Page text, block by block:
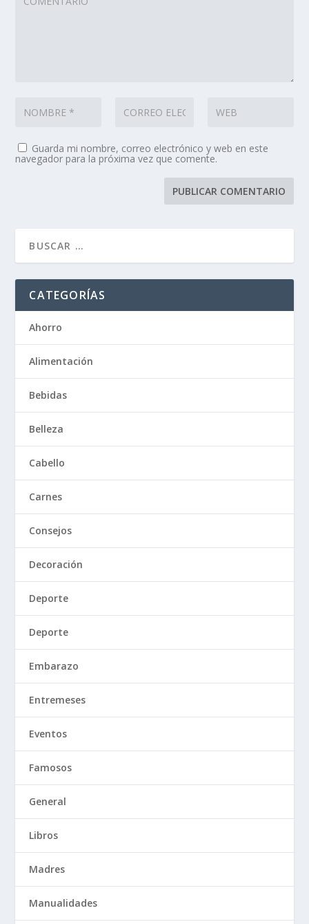
Guarda mi nombre, correo electrónico y web en este
navegador para la próxima vez que comente.
CATEGORÍAS
Ahorro
Alimentación
Bebidas
Belleza
Cabello
Carnes
Consejos
Decoración
Deporte
Deporte
Embarazo
Entremeses
Eventos
Famosos
General
Libros
Madres
Manualidades